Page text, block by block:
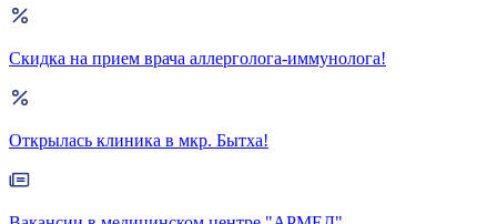
Скидка на прием врача аллерголога-иммунолога!
Открылась клиника в мкр. Бытха!